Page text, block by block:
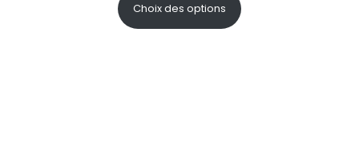
Choix des options